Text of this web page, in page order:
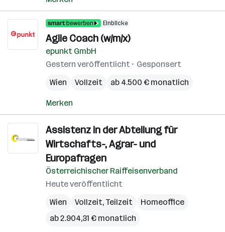
Einblicke
Agile Coach (w/m/x)
epunkt GmbH
Gestern veröffentlicht
Gesponsert
Wien
Vollzeit ab 4.500 € monatlich
Merken
Assistenz in der Abteilung für
Wirtschafts-, Agrar- und
Europafragen
Österreichischer Raiffeisenverband
Heute veröffentlicht
Wien
Vollzeit, Teilzeit
Homeoffice
ab 2.904,31 € monatlich